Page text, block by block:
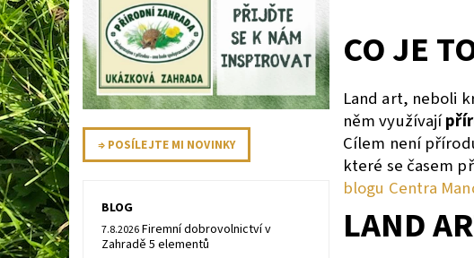
CO JE
Land art, neboli
něm využívají
Cílem není
které se časem
blogu Centra
LAND
⇒ POSÍLEJTE MI NOVINKY
BLOG
7.8.2026Firemní dobrovolnictví v
Zahradě 5 elementů